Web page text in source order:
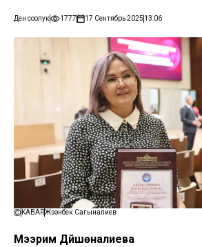
Ден соолук 1777 17 Сентябрь 2025 13:06
KABARЖээнбек Сагыналиев
Мээрим Дүйшөналиева